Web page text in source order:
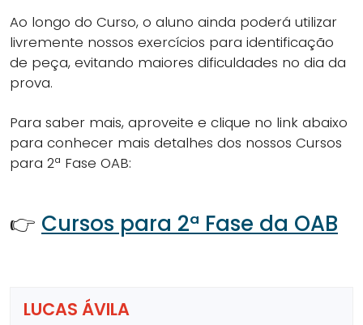
Ao longo do Curso, o aluno ainda poderá utilizar
livremente nossos exercícios para identificação
de peça, evitando maiores dificuldades no dia da
prova.
Para saber mais, aproveite e clique no link abaixo
para conhecer mais detalhes dos nossos Cursos
para 2ª Fase OAB:
👉 Cursos para 2ª Fase da OAB
LUCAS ÁVILA